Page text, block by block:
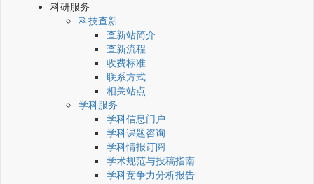
科研服务
科技查新
查新站简介
查新流程
收费标准
联系方式
相关站点
学科服务
学科信息门户
学科课题咨询
学科情报订阅
学术规范与投稿指南
学科竞争力分析报告